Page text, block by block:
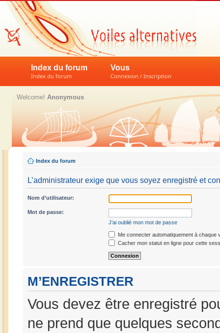
Index du forum
Index du forum
Vous
Connexion / Inscription
Welcome! Anonymous
Index du forum
L’administrateur exige que vous soyez enregistré et
Nom d’utilisateur:
Mot de passe:
J’ai oublié mon mot de passe
Me connecter automatiquement à chaque
Cacher mon statut en ligne pour cette
M’ENREGISTRER
Vous devez être enregistré
ne prend que quelques